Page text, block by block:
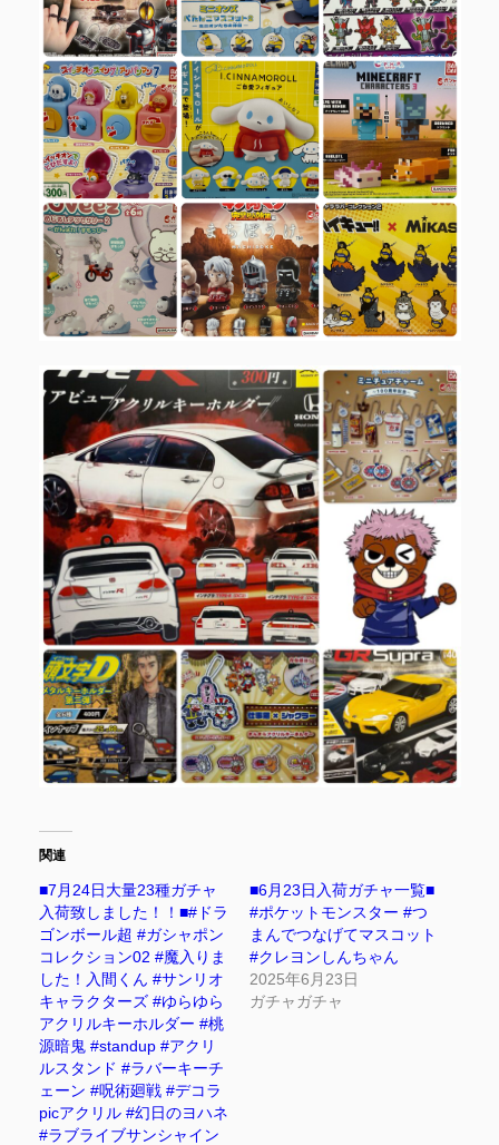
関連
■7月24日大量23種ガチャ
入荷致しました！！■#ドラ
ゴンボール超 #ガシャポン
コレクション02 #魔入りま
した！入間くん #サンリオ
キャラクターズ #ゆらゆら
アクリルキーホルダー #桃
源暗鬼 #standup #アクリ
ルスタンド #ラバーキーチ
ェーン #呪術廻戦 #デコラ
picアクリル #幻日のヨハネ
#ラブライブサンシャイン
■6月23日入荷ガチャ一覧■
#ポケットモンスター #つ
まんでつなげてマスコット
#クレヨンしんちゃん
2025年6月23日
ガチャガチャ